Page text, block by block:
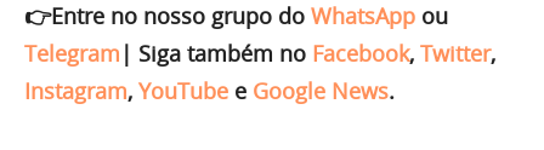
👉Entre no nosso grupo do WhatsApp ou
Telegram | Siga também no Facebook, Twitter,
Instagram, YouTube e Google News.